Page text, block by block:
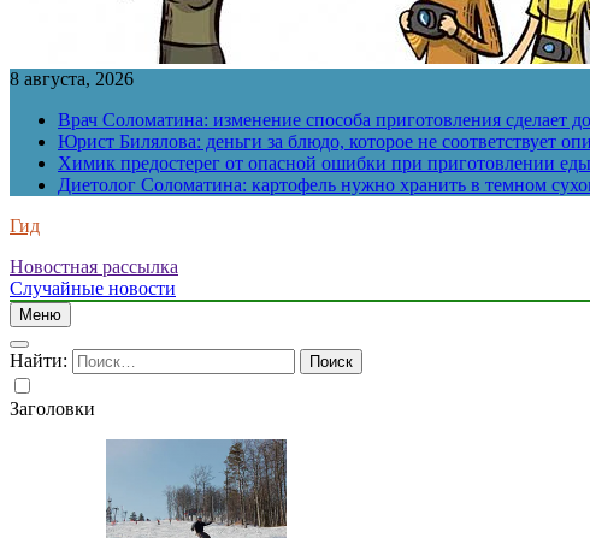
8 августа, 2026
Врач Соломатина: изменение способа приготовления сделает
Юрист Билялова: деньги за блюдо, которое не соответствует
Химик предостерег от опасной ошибки при приготовлении еды
Диетолог Соломатина: картофель нужно хранить в темном
Гид
Новостная рассылка
Случайные новости
Меню
Найти:
Заголовки